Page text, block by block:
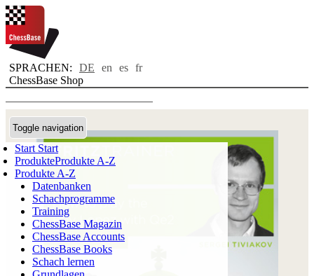
SPRACHEN: DE en es fr
ChessBase Shop
Toggle navigation
Start Start
ProdukteProdukte A-Z
Produkte A-Z
Datenbanken
Schachprogramme
Training
ChessBase Magazin
ChessBase Accounts
ChessBase Books
Schach lernen